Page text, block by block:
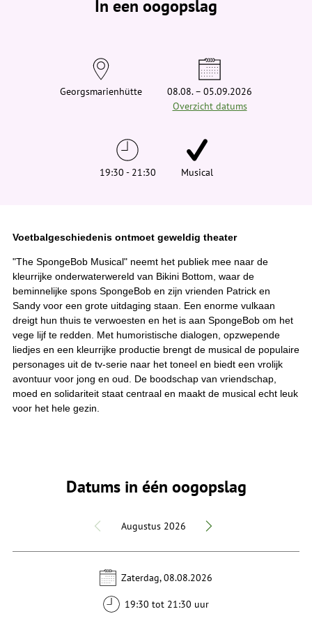
e
In een oogopslag
Georgsmarienhütte
08.08. – 05.09.2026
Overzicht datums
19:30 - 21:30 Musical
Voetbalgeschiedenis ontmoet geweldig theater
"The SpongeBob Musical" neemt het publiek mee naar de
kleurrijke onderwaterwereld van Bikini Bottom, waar de
beminnelijke spons SpongeBob en zijn vrienden Patrick en
Sandy voor een grote uitdaging staan. Een enorme vulkaan
dreigt hun thuis te verwoesten en het is aan SpongeBob om het
vege lijf te redden. Met humoristische dialogen, opzwepende
liedjes en een kleurrijke productie brengt de musical de populaire
personages uit de tv-serie naar het toneel en biedt een vrolijk
avontuur voor jong en oud. De boodschap van vriendschap,
moed en solidariteit staat centraal en maakt de musical echt leuk
voor het hele gezin.
Datums in één oogopslag
Augustus 2026
Zaterdag, 08.08.2026
19:30 tot 21:30 uur